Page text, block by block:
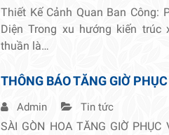
Thiết Kế Cảnh Quan Ban Công:
Diện Trong xu hướng kiến
thuần là…
THÔNG BÁO TĂNG GIỜ
Admin Tin tức
SÀI GÒN HOA TĂNG GIỜ